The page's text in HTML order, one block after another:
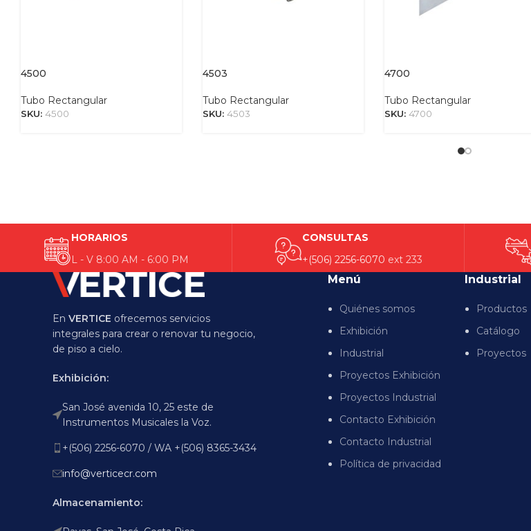
4500
Tubo Rectangular
SKU:4500
4503
Tubo Rectangular
SKU: 4503
4700
Tubo Rectangular
SKU: 4700
HORARIOS
L - V 8:00 AM - 6:00 PM
CONSULTAS
+(506) 2256-6070 ext 233
En VERTICE ofrecemos servicios
integrales para crear o renovar tu negocio,
de piso a cielo.
Exhibición:
San José avenida 10, 25 este de
Instrumentos Musicales la Voz.
+(506) 2256-6070 / WA +(506) 8365-3434
info@verticecr.com
Almacenamiento:
Menú
Quiénes somos
Exhibición
Industrial
Proyectos Exhibición
Proyectos Industrial
Contacto Exhibición
Contacto Industrial
Política de privacidad
Industrial
Productos
Catálogo
Proyectos